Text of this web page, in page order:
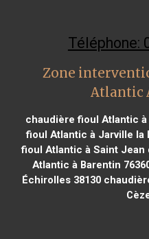
Téléphone:
Zone
Atlantic
chaudière fioul Atlantic à
fioul Atlantic à Jarville la
fioul Atlantic à Saint Jean
Atlantic à Barentin
Échirolles 38130